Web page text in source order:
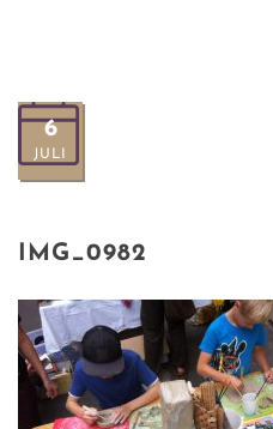
6
JULI
IMG_0982